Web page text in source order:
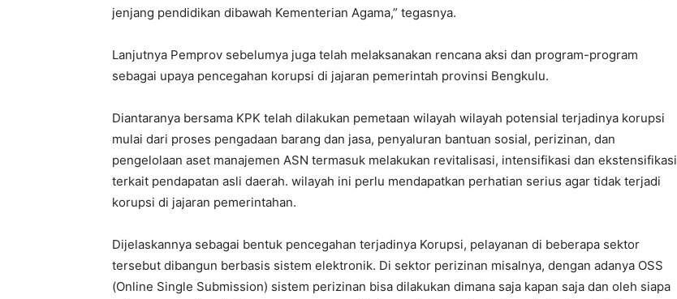
jenjang pendidikan dibawah Kementerian Agama,” tegasnya.
Lanjutnya Pemprov sebelumya juga telah melaksanakan rencana aksi dan program-program
sebagai upaya pencegahan korupsi di jajaran pemerintah provinsi Bengkulu.
Diantaranya bersama KPK telah dilakukan pemetaan wilayah wilayah potensial terjadinya korupsi
mulai dari proses pengadaan barang dan jasa, penyaluran bantuan sosial, perizinan, dan
pengelolaan aset manajemen ASN termasuk melakukan revitalisasi, intensifikasi dan ekstensifikasi
terkait pendapatan asli daerah. wilayah ini perlu mendapatkan perhatian serius agar tidak terjadi
korupsi di jajaran pemerintahan.
Dijelaskannya sebagai bentuk pencegahan terjadinya Korupsi, pelayanan di beberapa sektor
tersebut dibangun berbasis sistem elektronik. Di sektor perizinan misalnya, dengan adanya OSS
(Online Single Submission) sistem perizinan bisa dilakukan dimana saja kapan saja dan oleh siapa